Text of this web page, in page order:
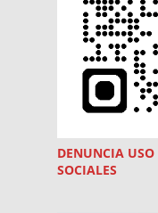
DENUNCIA USO
SOCIALES